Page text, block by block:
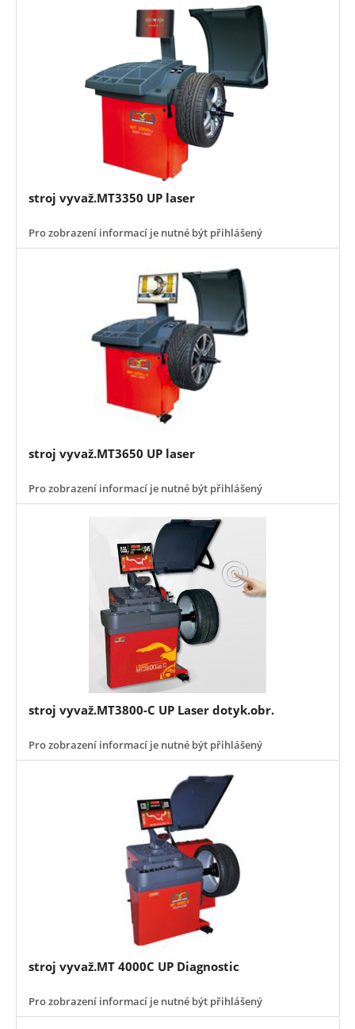
stroj vyvaž.MT3350 UP laser
Pro zobrazení informací je nutné být přihlášený
stroj vyvaž.MT3650 UP laser
Pro zobrazení informací je nutné být přihlášený
stroj vyvaž.MT3800-C UP Laser dotyk.obr.
Pro zobrazení informací je nutné být přihlášený
stroj vyvaž.MT 4000C UP Diagnostic
Pro zobrazení informací je nutné být přihlášený